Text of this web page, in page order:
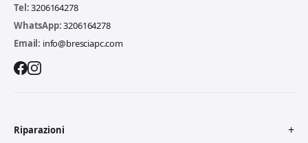
Tel:3206164278
WhatsApp:3206164278
Email: info@bresciapc.com
Riparazioni